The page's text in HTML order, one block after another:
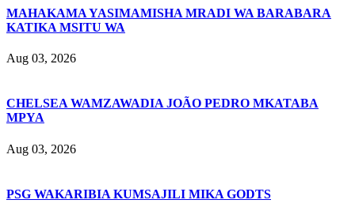
MAHAKAMA YASIMAMISHA MRADI WA BARABARA
KATIKA MSITU WA
Aug 03, 2026
CHELSEA WAMZAWADIA JOÃO PEDRO MKATABA
MPYA
Aug 03, 2026
PSG WAKARIBIA KUMSAJILI MIKA GODTS